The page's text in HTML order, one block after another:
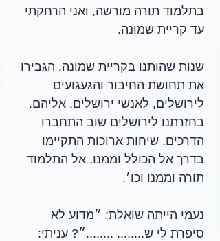
בתלמוד תורה מורשה, ואני הרחקתי
עד קריית שמונה.
שנות שהותנו בקריית שמונה, הגבירו
את תחושת החיבור והגעגועים
לירושלים, לאנשי ירושלים, אליהם.
בחזרתנו לירושלים שוב התחברו
הדרכים. שיחות ארוכות התקיימו
בדרך אל הכולל וממנו, אל התלמוד
תורה וממנו וכו׳.
נעמי הייתה שואלת: ״מדוע לא
סיפרת לי ש........ ........״? עניתי: